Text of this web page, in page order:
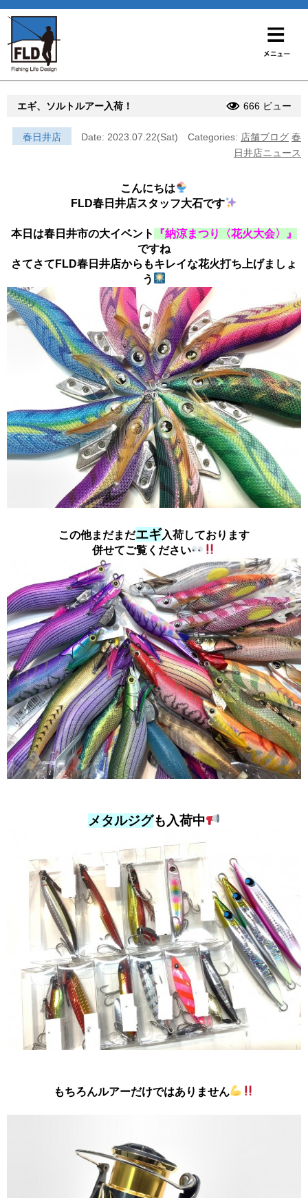
エギ、ソルトルアー入荷！ 666 ビュー
春日井店 Date: 2023.07.22(Sat) Categories: 店舗ブログ 春
日井店ニュース
こんにちは
FLD春日井店スタッフ大石です
本日は春日井市の大イベント
『納涼まつり〈花火大会〉』
ですね
さてさてFLD春日井店からもキレイな花火打ち上げましょ
う
この他まだまだエギ入荷しております
併せてご覧ください
メタルジグも入荷中
もちろんルアーだけではありません